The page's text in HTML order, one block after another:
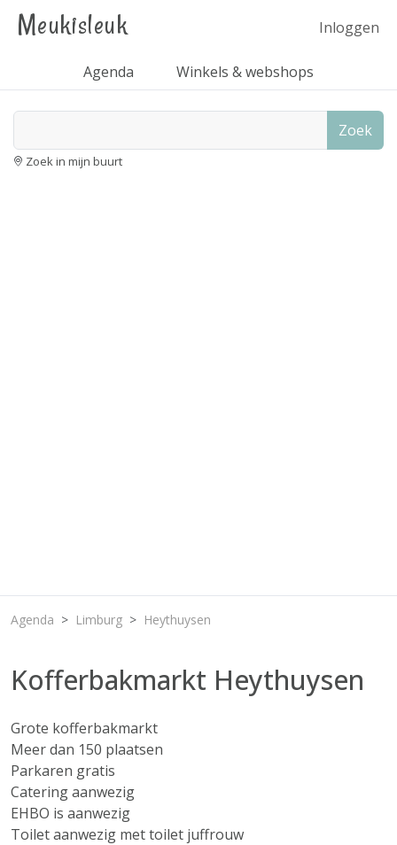
Meukisleuk Inloggen
Agenda Winkels & webshops
Zoek
Zoek in mijn buurt
Agenda Limburg Heythuysen
Kofferbakmarkt Heythuysen
Grote kofferbakmarkt
Meer dan 150 plaatsen
Parkaren gratis
Catering aanwezig
EHBO is aanwezig
Toilet aanwezig met toilet juffrouw